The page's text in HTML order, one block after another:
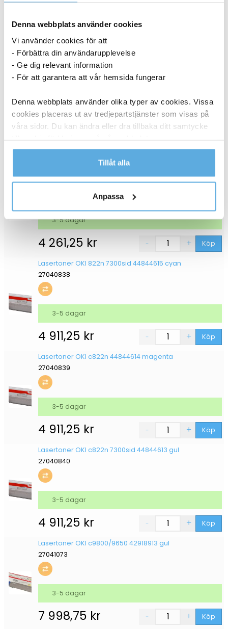
Denna webbplats använder cookies
Vi använder cookies för att
- Förbättra din användarupplevelse
- Ge dig relevant information
- För att garantera att vår hemsida fungerar
Denna webbplats använder olika typer av cookies. Vissa
cookies placeras ut av tredjepartstjänster som visas på
våra sidor. Du kan ändra eller dra tillbaka ditt samtycke
Läs mer i vår integritetspolicy om vilka vi är, hur du
kontaktar oss och på vilket sätt vi behandlar
Tillåt alla
Anpassa
4 173,75kr
Trumma OKI c9800 42918108 svart
4 173,75kr Köp
3-5 dagar
27041077
4 261,25 kr Köp
3-5 dagar
Lasertoner OKI 822n 7300sid 44844615 cyan
27040838
4 911,25 kr Köp
3-5 dagar
Lasertoner OKI c822n 44844614 magenta
27040839
4 911,25 kr Köp
3-5 dagar
Lasertoner OKI c822n 7300sid 44844613 gul
27040840
4 911,25 kr Köp
3-5 dagar
Lasertoner OKI c9800/9650 42918913 gul
27041073
7 998,75 kr Köp
3-5 dagar